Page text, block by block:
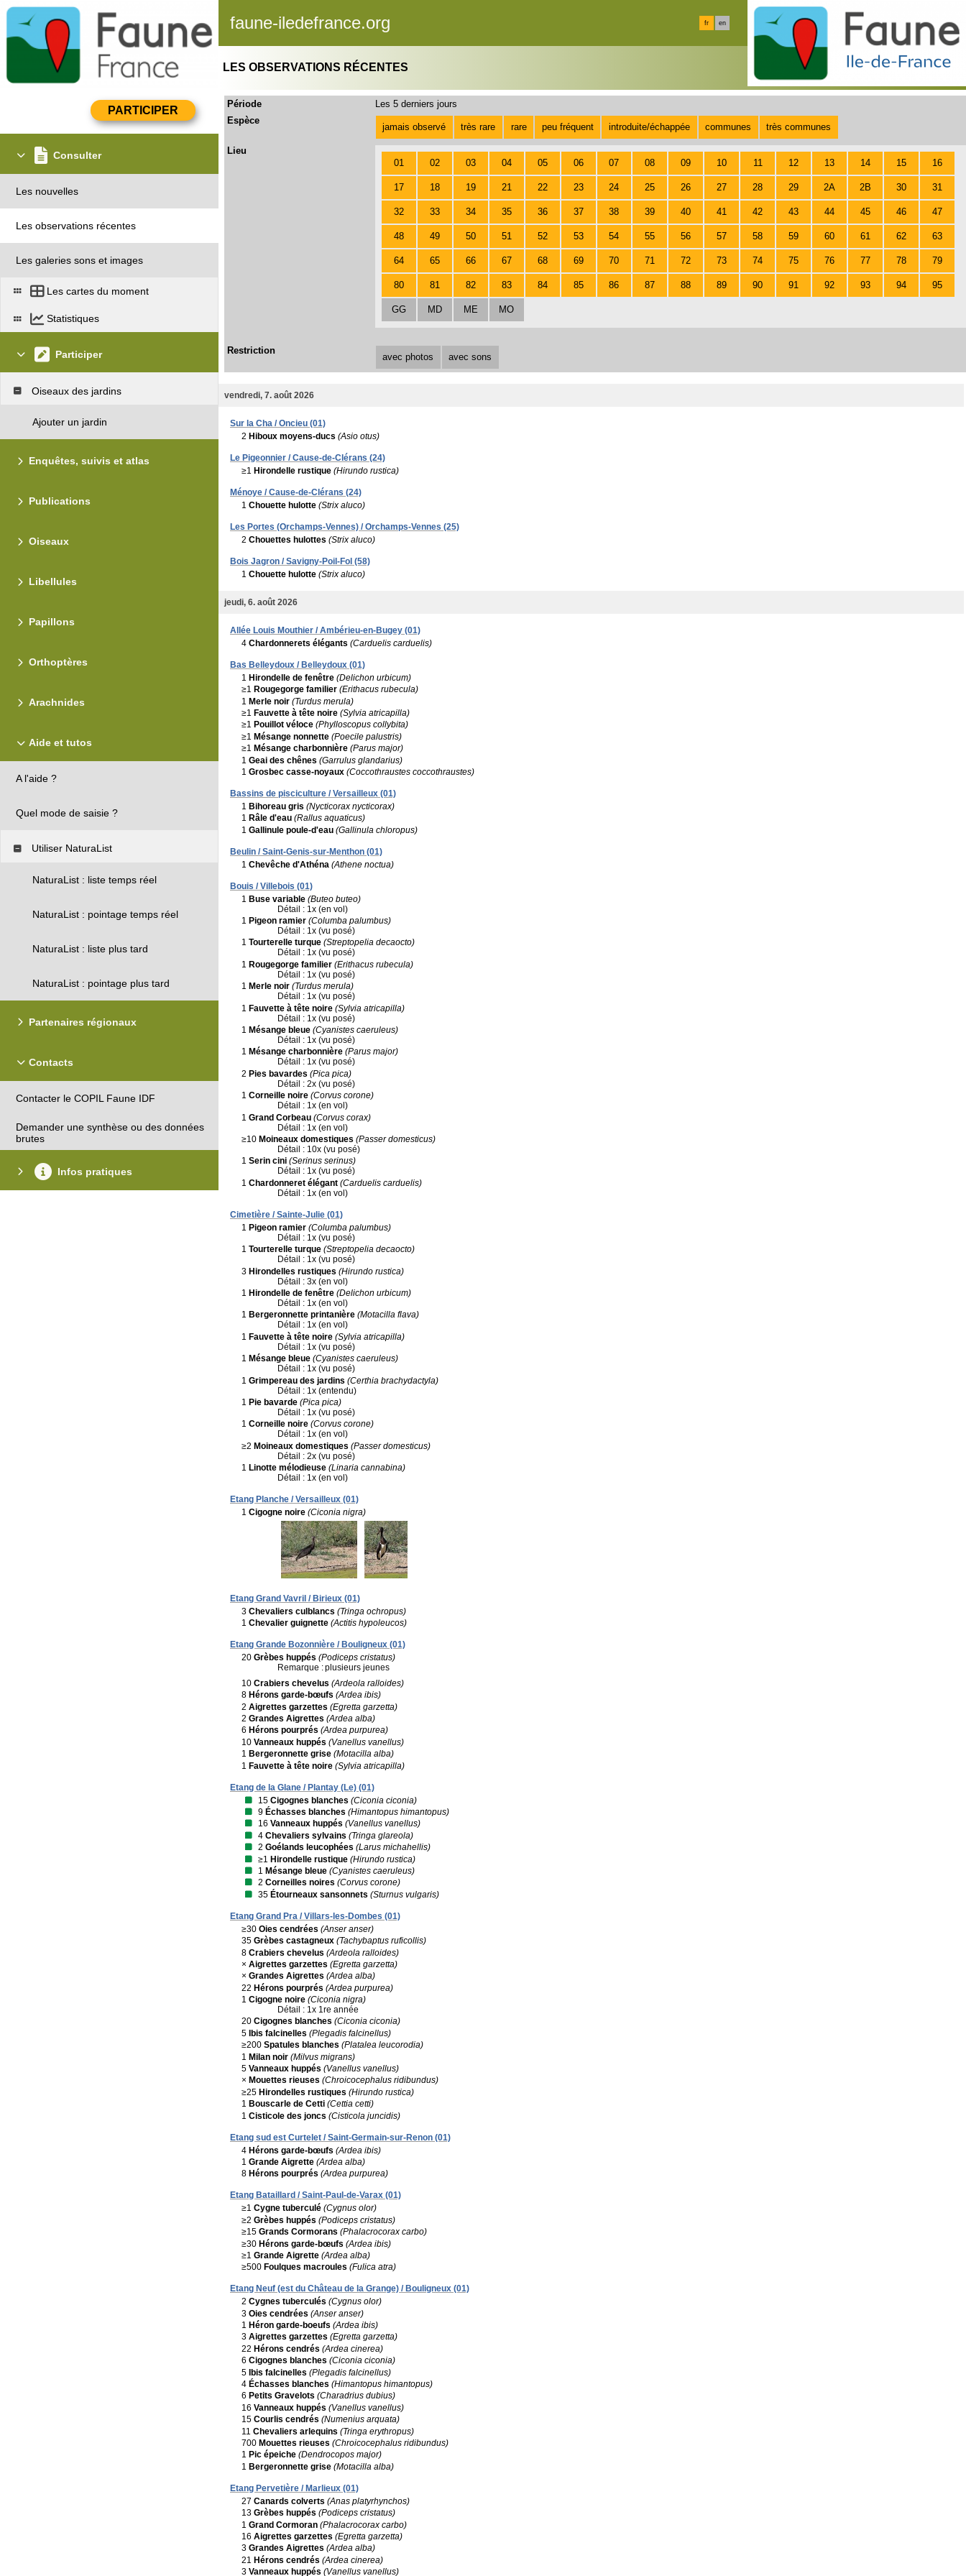
faune-iledefrance.org fr en
Consulter
Les nouvelles
Les observations récentes
Les galeries sons et images
Les cartes du moment
Statistiques
Participer
Oiseaux des jardins
Ajouter un jardin
Enquêtes, suivis et atlas
Publications
Oiseaux
Libellules
Papillons
Orthoptères
Arachnides
Aide et tutos
A l'aide ?
Quel mode de saisie ?
Utiliser NaturaList
NaturaList : liste temps réel
NaturaList : pointage temps réel
NaturaList : liste plus tard
NaturaList : pointage plus tard
Partenaires régionaux
Contacts
Contacter le COPIL Faune IDF
Demander une synthèse ou des données
brutes
Infos pratiques
LES OBSERVATIONS RÉCENTES
Période
Les 5 derniers jours
Espèce
jamais observé très rare rare peu fréquent introduite/échappée communes très communes
Lieu
01
02 03 04 05 06 07 08 09 10 11 12 13 14 15 16
17 18 19 21 22 23 24 25 26 27 28 29 2A 2B 30 31
32 33 34 35 36 37 38 39 40 41 42 43 44 45 46 47
48 49 50 51 52 53 54 55 56 57 58 59 60 61 62 63
64 65 66 67 68 69 70 71 72 73 74 75 76 77 78 79
80 81 82 83 84 85 86 87 88 89 90 91 92 93 94 95
GG MD ME MO
Restriction
avec photos avec sons
vendredi, 7. août 2026
Sur la Cha / Oncieu (01)
2 Hiboux moyens-ducs (Asio otus)
Le Pigeonnier / Cause-de-Clérans (24)
≥1 Hirondelle rustique (Hirundo rustica)
Ménoye / Cause-de-Clérans (24)
1 Chouette hulotte (Strix aluco)
Les Portes (Orchamps-Vennes) / Orchamps-Vennes (25)
2 Chouettes hulottes (Strix aluco)
Bois Jagron / Savigny-Poil-Fol (58)
1 Chouette hulotte (Strix aluco)
jeudi, 6. août 2026
Allée Louis Mouthier / Ambérieu-en-Bugey (01)
4 Chardonnerets élégants (Carduelis carduelis)
Bas Belleydoux / Belleydoux (01)
1 Hirondelle de fenêtre (Delichon urbicum)
≥1 Rougegorge familier (Erithacus rubecula)
1 Merle noir (Turdus merula)
≥1 Fauvette à tête noire (Sylvia atricapilla)
≥1 Pouillot véloce (Phylloscopus collybita)
≥1 Mésange nonnette (Poecile palustris)
≥1 Mésange charbonnière (Parus major)
1 Geai des chênes (Garrulus glandarius)
1 Grosbec casse-noyaux (Coccothraustes coccothraustes)
Bassins de pisciculture / Versailleux (01)
1 Bihoreau gris (Nycticorax nycticorax)
1 Râle d'eau (Rallus aquaticus)
1 Gallinule poule-d'eau (Gallinula chloropus)
Beulin / Saint-Genis-sur-Menthon (01)
1 Chevêche d'Athéna (Athene noctua)
Bouis / Villebois (01)
1 Buse variable (Buteo buteo)
Détail : 1x (en vol)
1 Pigeon ramier (Columba palumbus)
Détail : 1x (vu posé)
1 Tourterelle turque (Streptopelia decaocto)
Détail : 1x (vu posé)
1 Rougegorge familier (Erithacus rubecula)
Détail : 1x (vu posé)
1 Merle noir (Turdus merula)
Détail : 1x (vu posé)
1 Fauvette à tête noire (Sylvia atricapilla)
Détail : 1x (vu posé)
1 Mésange bleue (Cyanistes caeruleus)
Détail : 1x (vu posé)
1 Mésange charbonnière (Parus major)
Détail : 1x (vu posé)
2 Pies bavardes (Pica pica)
Détail : 2x (vu posé)
1 Corneille noire (Corvus corone)
Détail : 1x (en vol)
1 Grand Corbeau (Corvus corax)
Détail : 1x (en vol)
≥10 Moineaux domestiques (Passer domesticus)
Détail : 10x (vu posé)
1 Serin cini (Serinus serinus)
Détail : 1x (vu posé)
1 Chardonneret élégant (Carduelis carduelis)
Détail : 1x (en vol)
Cimetière / Sainte-Julie (01)
1 Pigeon ramier (Columba palumbus)
Détail : 1x (vu posé)
1 Tourterelle turque (Streptopelia decaocto)
Détail : 1x (vu posé)
3 Hirondelles rustiques (Hirundo rustica)
Détail : 3x (en vol)
1 Hirondelle de fenêtre (Delichon urbicum)
Détail : 1x (en vol)
1 Bergeronnette printanière (Motacilla flava)
Détail : 1x (en vol)
1 Fauvette à tête noire (Sylvia atricapilla)
Détail : 1x (vu posé)
1 Mésange bleue (Cyanistes caeruleus)
Détail : 1x (vu posé)
1 Grimpereau des jardins (Certhia brachydactyla)
Détail : 1x (entendu)
1 Pie bavarde (Pica pica)
Détail : 1x (vu posé)
1 Corneille noire (Corvus corone)
Détail : 1x (en vol)
≥2 Moineaux domestiques (Passer domesticus)
Détail : 2x (vu posé)
1 Linotte mélodieuse (Linaria cannabina)
Détail : 1x (en vol)
Etang Planche / Versailleux (01)
1 Cigogne noire (Ciconia nigra)
Etang Grand Vavril / Birieux (01)
3 Chevaliers culblancs (Tringa ochropus)
1 Chevalier guignette (Actitis hypoleucos)
Etang Grande Bozonnière / Bouligneux (01)
20 Grèbes huppés (Podiceps cristatus)
Remarque :plusieurs jeunes
10 Crabiers chevelus (Ardeola ralloides)
8 Hérons garde-bœufs (Ardea ibis)
2 Aigrettes garzettes (Egretta garzetta)
2 Grandes Aigrettes (Ardea alba)
6 Hérons pourprés (Ardea purpurea)
10 Vanneaux huppés (Vanellus vanellus)
1 Bergeronnette grise (Motacilla alba)
1 Fauvette à tête noire (Sylvia atricapilla)
Etang de la Glane / Plantay (Le) (01)
15 Cigognes blanches (Ciconia ciconia)
9 Échasses blanches (Himantopus himantopus)
16 Vanneaux huppés (Vanellus vanellus)
4 Chevaliers sylvains (Tringa glareola)
2 Goélands leucophées (Larus michahellis)
≥1 Hirondelle rustique (Hirundo rustica)
1 Mésange bleue (Cyanistes caeruleus)
2 Corneilles noires (Corvus corone)
35 Étourneaux sansonnets (Sturnus vulgaris)
Etang Grand Pra / Villars-les-Dombes (01)
≥30 Oies cendrées (Anser anser)
35 Grèbes castagneux (Tachybaptus ruficollis)
8 Crabiers chevelus (Ardeola ralloides)
× Aigrettes garzettes (Egretta garzetta)
× Grandes Aigrettes (Ardea alba)
22 Hérons pourprés (Ardea purpurea)
1 Cigogne noire (Ciconia nigra)
Détail : 1x 1re année
20 Cigognes blanches (Ciconia ciconia)
5 Ibis falcinelles (Plegadis falcinellus)
≥200 Spatules blanches (Platalea leucorodia)
1 Milan noir (Milvus migrans)
5 Vanneaux huppés (Vanellus vanellus)
× Mouettes rieuses (Chroicocephalus ridibundus)
≥25 Hirondelles rustiques (Hirundo rustica)
1 Bouscarle de Cetti (Cettia cetti)
1 Cisticole des joncs (Cisticola juncidis)
Etang sud est Curtelet / Saint-Germain-sur-Renon (01)
4 Hérons garde-bœufs (Ardea ibis)
1 Grande Aigrette (Ardea alba)
8 Hérons pourprés (Ardea purpurea)
Etang Bataillard / Saint-Paul-de-Varax (01)
≥1 Cygne tuberculé (Cygnus olor)
≥2 Grèbes huppés (Podiceps cristatus)
≥15 Grands Cormorans (Phalacrocorax carbo)
≥30 Hérons garde-bœufs (Ardea ibis)
≥1 Grande Aigrette (Ardea alba)
≥500 Foulques macroules (Fulica atra)
Etang Neuf (est du Château de la Grange) / Bouligneux (01)
2 Cygnes tuberculés (Cygnus olor)
3 Oies cendrées (Anser anser)
1 Héron garde-boeufs (Ardea ibis)
3 Aigrettes garzettes (Egretta garzetta)
22 Hérons cendrés (Ardea cinerea)
6 Cigognes blanches (Ciconia ciconia)
5 Ibis falcinelles (Plegadis falcinellus)
4 Échasses blanches (Himantopus himantopus)
6 Petits Gravelots (Charadrius dubius)
16 Vanneaux huppés (Vanellus vanellus)
15 Courlis cendrés (Numenius arquata)
11 Chevaliers arlequins (Tringa erythropus)
700 Mouettes rieuses (Chroicocephalus ridibundus)
1 Pic épeiche (Dendrocopos major)
1 Bergeronnette grise (Motacilla alba)
Etang Pervetière / Marlieux (01)
27 Canards colverts (Anas platyrhynchos)
13 Grèbes huppés (Podiceps cristatus)
1 Grand Cormoran (Phalacrocorax carbo)
16 Aigrettes garzettes (Egretta garzetta)
3 Grandes Aigrettes (Ardea alba)
21 Hérons cendrés (Ardea cinerea)
3 Vanneaux huppés (Vanellus vanellus)